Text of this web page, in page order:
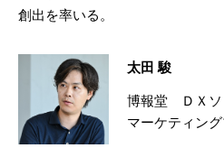
創出を率いる。
太田 駿
博報堂 ＤＸソ
マーケティン